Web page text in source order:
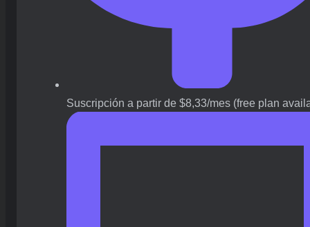
Suscripción a partir de $8,33/mes (free plan